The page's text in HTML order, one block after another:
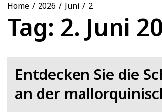
Home 2026 Juni 2
Tag: 2. Juni
Entdecken Sie die
an der